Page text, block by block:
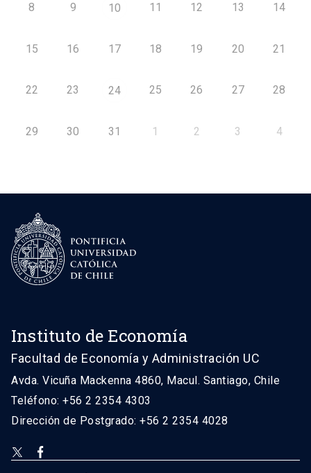
8 9 10 11 12 13 14
15 16 17 18 19 20 21
22 23 24 25 26 27 28
29 30 31 1 2 3 4
Instituto de Economía
Facultad de Economía y Administración UC
Avda. Vicuña Mackenna 4860, Macul. Santiago, Chile
Teléfono: +56 2 2354 4303
Dirección de Postgrado: +56 2 2354 4028